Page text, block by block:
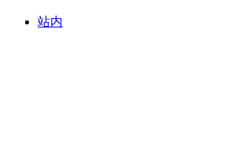
站内